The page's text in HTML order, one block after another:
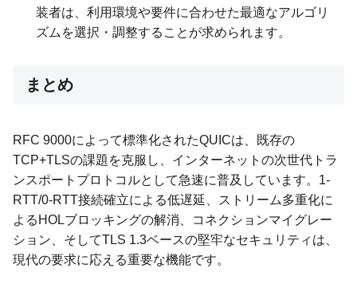
装者は、利用環境や要件に合わせた最適なアルゴリ
ズムを選択・調整することが求められます。
まとめ
RFC 9000によって標準化されたQUICは、既存の
TCP+TLSの課題を克服し、インターネットの次世代トラ
ンスポートプロトコルとして急速に普及しています。1-
RTT/0-RTT接続確立による低遅延、ストリーム多重化に
よるHOLブロッキングの解消、コネクションマイグレー
ション、そしてTLS 1.3ベースの堅牢なセキュリティは、
現代の要求に応える重要な機能です。